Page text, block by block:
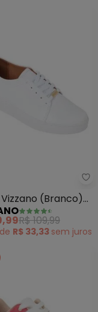
Feminino
(Branco)
R$ 109,99
de R$ 33,33 sem juros